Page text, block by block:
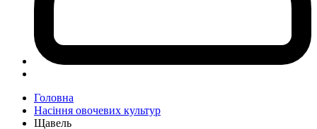
Головна
Насіння овочевих культур
Щавель